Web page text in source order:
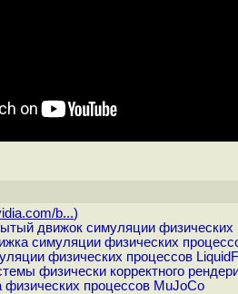
b...)
движок симуляции физических
симуляции физических
физических процессов
физически корректного
процессов MuJoCo